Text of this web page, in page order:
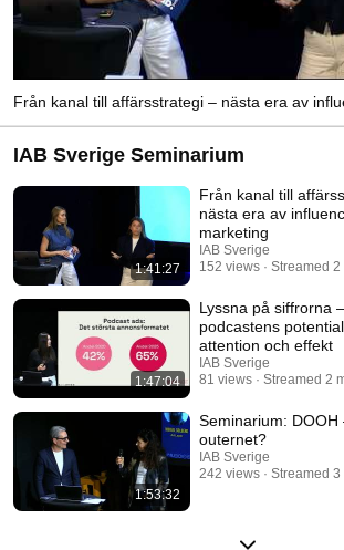
Från kanal till affärsstrategi – nästa era av
IAB Sverige Seminarium
1:41:27
Från kanal till
nästa era av
marketing
IAB Sverige
152 views
Streamed 2
1:47:04
Lyssna på siffrorna –
podcastens potential
attention och effekt
IAB Sverige
81 views
Streamed 2
1:53:32
Seminarium: DOOH
outernet?
IAB Sverige
242 views
Streamed 3